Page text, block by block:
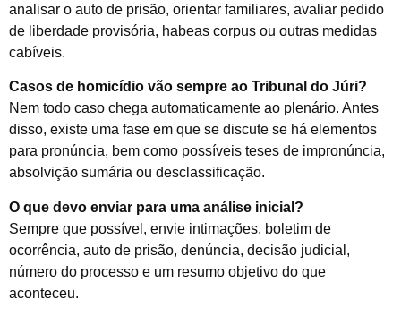
analisar o auto de prisão, orientar familiares, avaliar pedido
de liberdade provisória, habeas corpus ou outras medidas
cabíveis.
Casos de homicídio vão sempre ao Tribunal do Júri?
Nem todo caso chega automaticamente ao plenário. Antes
disso, existe uma fase em que se discute se há elementos
para pronúncia, bem como possíveis teses de impronúncia,
absolvição sumária ou desclassificação.
O que devo enviar para uma análise inicial?
Sempre que possível, envie intimações, boletim de
ocorrência, auto de prisão, denúncia, decisão judicial,
número do processo e um resumo objetivo do que
aconteceu.